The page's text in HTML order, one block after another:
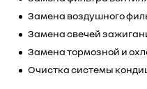
Замена воздушного
Замена свечей
Замена тормозной и
Очистка системы